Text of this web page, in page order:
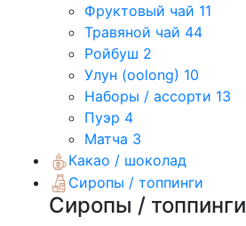
Фруктовый чай 11
Травяной чай 44
Ройбуш 2
Улун (oolong) 10
Наборы / ассорти 13
Пуэр 4
Матча 3
Какао / шоколад
Сиропы / топпинги
Сиропы / топпинги